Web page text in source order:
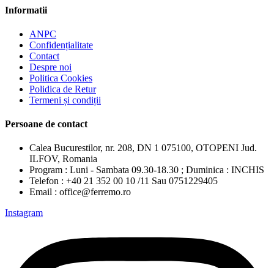
Informatii
ANPC
Confidențialitate
Contact
Despre noi
Politica Cookies
Polidica de Retur
Termeni și condiții
Persoane de contact
Calea Bucurestilor, nr. 208, DN 1 075100, OTOPENI Jud.
ILFOV, Romania
Program : Luni - Sambata 09.30-18.30 ; Duminica : INCHIS
Telefon : +40 21 352 00 10 /11 Sau 0751229405
Email : office@ferremo.ro
Instagram